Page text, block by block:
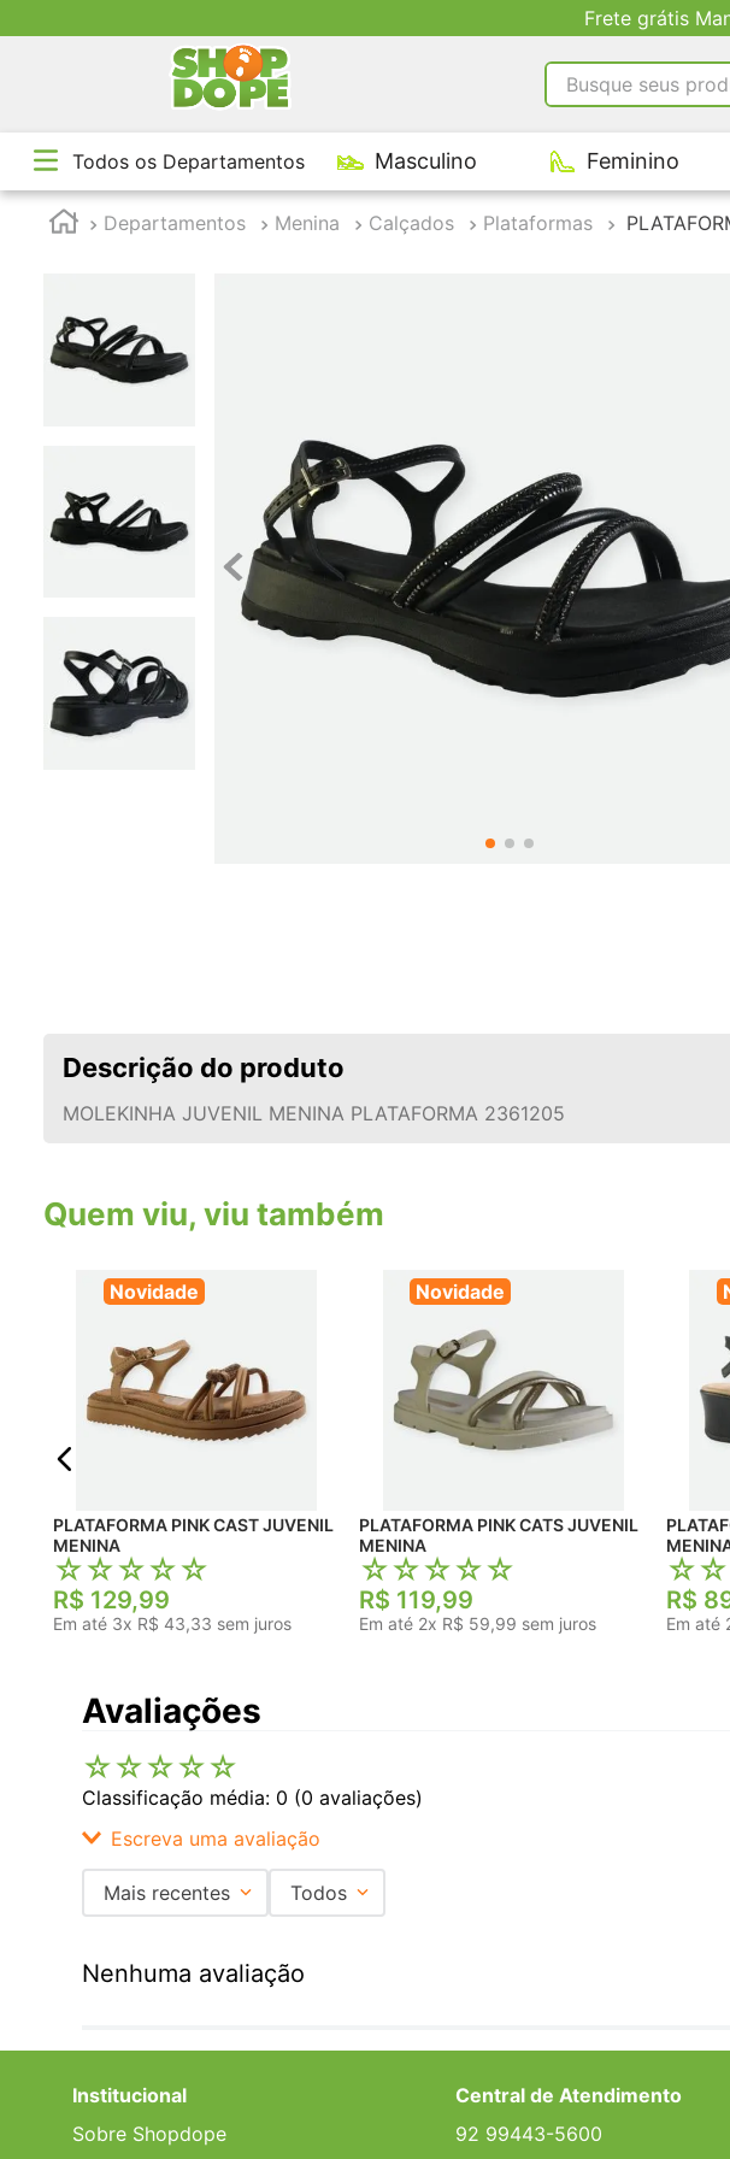
Busque seus
Todos os Departamentos Masculino Feminino
Departamentos Menina Calçados Plataformas
Descrição do produto
MOLEKINHA JUVENIL MENINA PLATAFORMA 2361205
Quem viu, viu também
Novidade
PLATAFORMA PINK CAST JUVENIL
MENINA
☆☆☆☆☆
R$ 129,99
Em até 3x R$ 43,33 sem juros
Novidade
PLATAFORMA PINK CATS JUVENIL
MENINA
☆☆☆☆☆
R$ 119,99
Em até 2x R$ 59,99 sem juros
PLATAFORMA
☆☆
R$
Em até
Avaliações
☆☆☆☆☆
Classificação média: 0 (0 avaliações)
Escreva uma avaliação
Título
Avalie o produto de 1 a 5 estrelas
★ ★
Mais recentes Todos
Nenhuma avaliação
Institucional
Sobre Shopdope
Central de Atendimento
92 99443-5600
TERMOS MAIS BUSCADOS
tênis masculino
º
tenis feminino